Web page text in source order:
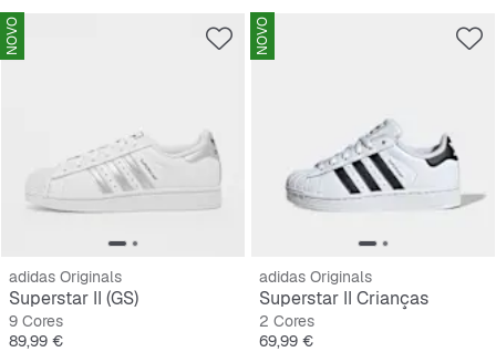
NOVO
adidas Originals
Superstar II (GS)
9 Cores
Preço
89,99 €
NOVO
adidas Originals
Superstar II Crianças
2 Cores
Preço
69,99 €